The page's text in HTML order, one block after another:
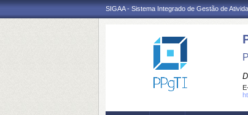
SIGAA - Sistema Integrado de Gestão de